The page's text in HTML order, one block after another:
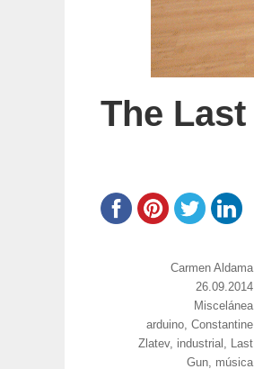
The
https://
aldama/
Carmen Aldama
Publicado
el
26.09.2014
Categorías
Miscelánea
Etiquetas
arduino,Constantine
Zlatev, industrial , Last
Gun, música